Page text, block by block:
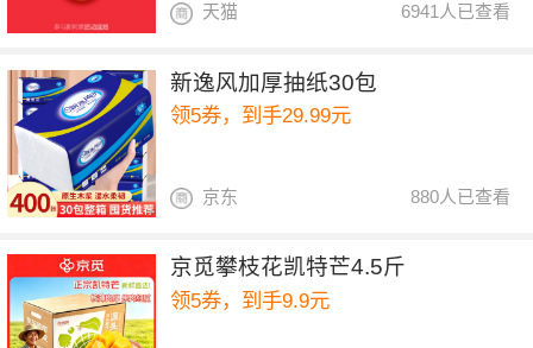
6941人已查看
天猫
新逸风加厚抽纸30包
领5券，到手29.99元
880人已查看
京东
京觅攀枝花凯特芒4.5斤
领5券，到手9.9元